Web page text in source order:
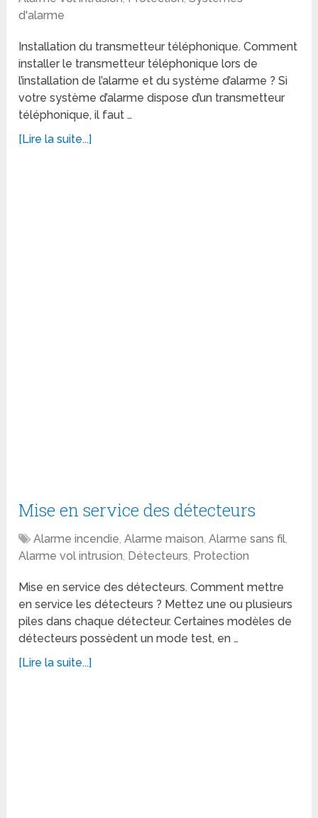
d'alarme
Installation du transmetteur téléphonique. Comment
installer le transmetteur téléphonique lors de
l’installation de l’alarme et du système d’alarme ? Si
votre système d’alarme dispose d’un transmetteur
téléphonique, il faut …
[Lire la suite...]
Mise en service des détecteurs
Alarme incendie,Alarme maison,Alarme sans fil,
Alarme vol intrusion, Détecteurs, Protection
Mise en service des détecteurs. Comment mettre
en service les détecteurs ? Mettez une ou plusieurs
piles dans chaque détecteur. Certaines modèles de
détecteurs possèdent un mode test, en …
[Lire la suite...]